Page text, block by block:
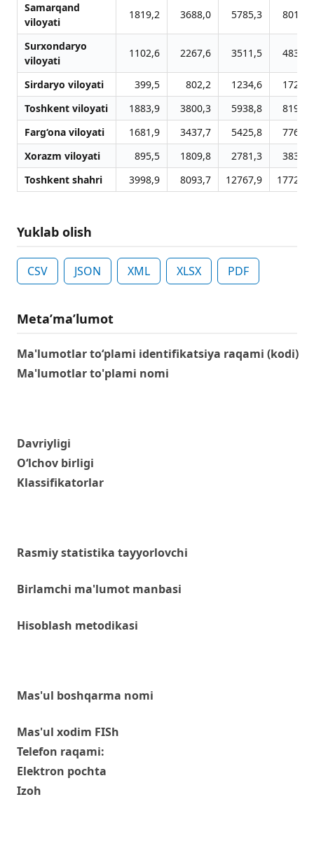
Samarqand
viloyati
1819,2 3688,0 5785,3 8019,8
Surxondaryo
viloyati
1102,6 2267,6 3511,5 4839,7
Sirdaryo viloyati 399,5 802,2 1234,6
1729,3
Toshkent viloyati
1883,9 3800,3 5938,8
8197,4
Farg‘ona viloyati
1681,9 3437,7 5425,8
7767,8
Xorazm viloyati
895,5 1809,8 2781,3
3838,9
Toshkent shahri
3998,9 8093,7 12767,9 17722,3
Yuklab olish
CSV JSON XML XLSX PDF
Metaʼmaʼlumot
Ma'lumotlar to‘plami identifikatsiya raqami (kodi)
Ma'lumotlar to'plami nomi
Davriyligi
O‘lchov birligi
Klassifikatorlar
Rasmiy statistika tayyorlovchi
Birlamchi ma'lumot manbasi
Hisoblash metodikasi
Mas'ul boshqarma nomi
Mas'ul xodim FISh
Telefon raqami:
Elektron pochta
Izoh